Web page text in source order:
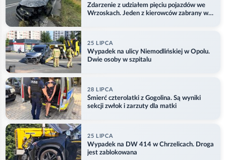
Zdarzenie z udziałem pięciu pojazdów we
Wrzoskach. Jeden z kierowców zabrany w
25 LIPCA
Wypadek na ulicy Niemodlińskiej w Opolu.
Dwie osoby w szpitalu
28 LIPCA
Śmierć czterolatki z Gogolina. Są wyniki
sekcji zwłok i zarzuty dla matki
25 LIPCA
Wypadek na DW 414 w Chrzelicach. Droga
jest zablokowana